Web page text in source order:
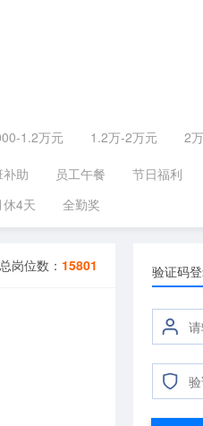
1.2万元 1.2万-2万元 2
补助 员工午餐 节日福利
休4天 全勤奖
总岗位数： 15801 验证码